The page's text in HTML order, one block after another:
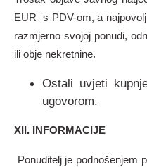
EUR s PDV-om, a
razmjerno svojoj ponudi,
ili obje nekretnine.
Ostali uvjeti
ugovorom.
XII. INFORMACIJE
Ponuditelj je podnošenjem